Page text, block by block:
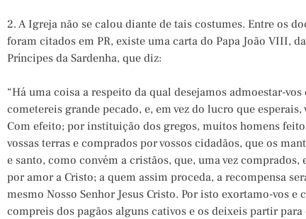
2. A Igreja não se calou diante de tais costumes. Entre os
foram citados em PR, existe uma carta do Papa João VIII,
Príncipes da Sardenha, que diz:
“Há uma coisa a respeito da qual desejamos admoestar-
cometereis grande pecado, e, em vez do lucro que
Com efeito; por instituição dos gregos, muitos homens
vossas terras e comprados por vossos cidadãos, que os
e santo, como convém a cristãos, que, uma vez comprados,
por amor a Cristo; a quem assim proceda, a recompensa
mesmo Nosso Senhor Jesus Cristo. Por isto exortamo-vos
compreis dos pagãos alguns cativos e os deixeis partir para